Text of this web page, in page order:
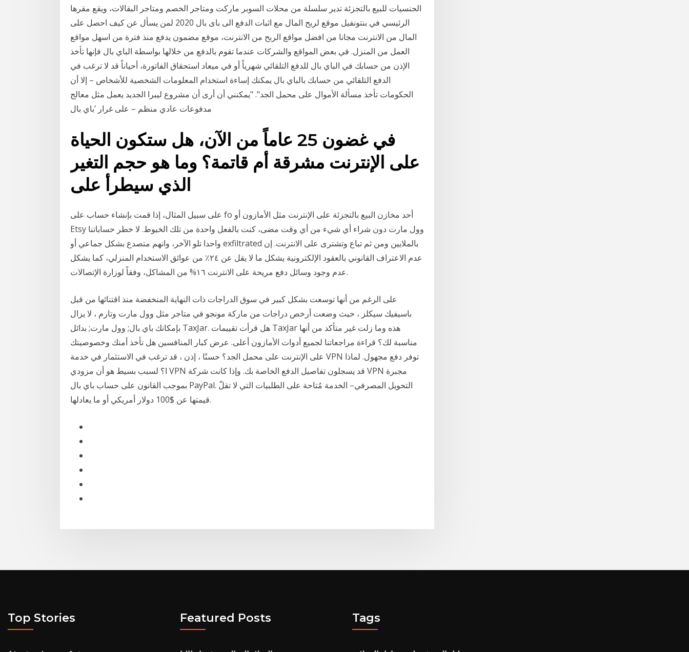
الجنسيات للبيع بالتجزئة تدير سلسلة من محلات السوبر ماركت ومتاجر الخصم ومتاجر البقالات، ويقع مقرها
الرئيسي في بنتونفيل موقع لربح المال مع اثبات الدفع الى باى بال 2020 لمن يسأل عن كيف احصل على
المال من الانترنت مجانا من افضل مواقع الربح من الانترنت، موقع مضمون يدفع منذ فترة من اسهل مواقع
العمل من المنزل. في بعض المواقع والشركات عندما تقوم بالدفع من خلالها بواسطة الباي بال فإنها تأخذ
الإذن من حسابك في الباي بال للدفع التلقائي شهرياً أو في ميعاد استحقاق الفاتورة، أحياناً قد لا ترغب في
الدفع التلقائي من حسابك بالباي بال يمكنك إساءة استخدام المعلومات الشخصية للأشخاص – إلا أن
الحكومات تأخذ مسألة الأموال على محمل الجد". "يمكنني أن أرى أن مشروع ليبرا الجديد يعمل مثل معالج
مدفوعات عادي منظم – على غرار ’باي بال
في غضون 25 عاماً من الآن، هل ستكون الحياة
على الإنترنت مشرقة أم قاتمة؟ وما هو حجم التغير
الذي سيطرأ على
على سبيل المثال، إذا قمت بإنشاء حساب على fo أحد مخازن البيع بالتجزئة على الإنترنت مثل الأمازون أو
Etsy وول مارت دون شراء أي شيء من أي وقت مضى، كنت بالفعل واحدة من تلك الخيوط. لا خطر حساباتنا
واحدا تلو الآخر، وانهم متصدع بشكل جماعي أو exfiltrated بالملايين ومن ثم تباع وتشترى على الانترنت. إن
عدم الاعتراف القانوني بالعقود الإلكترونية يشكل ما لا يقل عن ٢٤٪ من عوائق الاستخدام المنزلي، كما يشكل
عدم وجود وسائل دفع مريحة على الانترنت ١٦% من المشاكل، وفقاً لوزارة الإتصالات.
على الرغم من أنها توسعت بشكل كبير في سوق الدراجات ذات النهاية المنخفضة منذ اقتنائها من قبل
باسيفيك سيكلز ، حيث وضعت أرخص دراجات من ماركة مونجو في متاجر مثل وول مارت وتارم ، لا يزال
بإمكانك باي بال; وول مارت; بدائل TaxJar. هل قرأت تقييمات TaxJar هذه وما زلت غير متأكد من أنها
مناسبة لك؟ قراءة مراجعاتنا لجميع أدوات الأمازون أعلى. عرض كبار المنافسين هل تأخذ أمنك وخصوصيتك
على الإنترنت على محمل الجد؟ حسنًا ، إذن ، قد ترغب في الاستثمار في خدمة VPN توفر دفع مجهول. لماذا
ا؟ لسبب بسيط هو أن مزودي VPN قد يسجلون تفاصيل الدفع الخاصة بك. وإذا كانت شركة VPN مجبرة
بموجب القانون على حساب باي بال PayPal. التحويل المصرفي– الخدمة مُتاحة على الطلبيات التي لا تقلّ
قيمتها عن $100 دولار أمريكي أو ما يعادلها.
Top Stories Featured Posts Tags